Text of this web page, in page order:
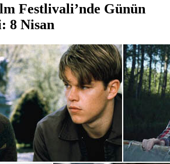
Festlivali’nde Günün
8 Nisan